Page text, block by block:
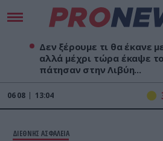
Δεν ξέρουμε τι θα έκανε
αλλά μέχρι τώρα έκαψε
πάτησαν στην Λιβύη...
06 08 13:04
ΔΙΕΘΝΗΣ ΑΣΦΑΛΕΙΑ